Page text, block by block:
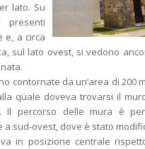
lato. Su
e, a circa
sul lato ovest, si vedono
contornate da un’area di 200
quale doveva trovarsi il
Il percorso delle mura è
a sud-ovest, dove è stato
in posizione centrale